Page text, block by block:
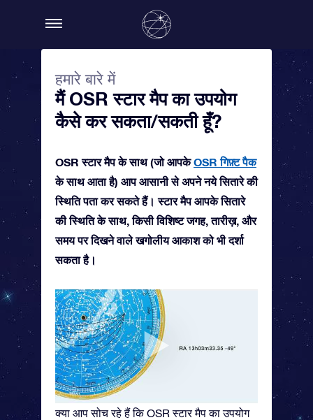
हमारे बारे में
मैं OSR स्टार मैप का उपयोग
कैसे कर सकता/सकती हूँ?
OSR स्टार मैप के साथ (जो आपकेOSR गिफ़्ट पैक
के साथ आता है) आप आसानी से अपने नये सितारे की
स्थिति पता कर सकते हैं। स्टार मैप आपके सितारे
की स्थिति के साथ, किसी विशिष्ट जगह, तारीख़, और
समय पर दिखने वाले खगोलीय आकाश को भी दर्शा
सकता है।
क्या आप सोच रहे हैं कि OSR स्टार मैप का उपयोग